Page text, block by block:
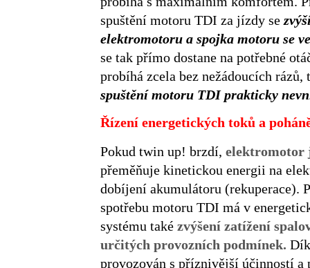
spuštění motoru TDI za jízdy se
elektromotoru a spojka motoru se
se tak přímo dostane na potřebné
probíhá zcela bez nežádoucích rázů,
spuštění motoru TDI prakticky
Řízení energetických toků a
Pokud twin up! brzdí, elektromotor
přeměňuje kinetickou energii na
dobíjení akumulátoru (rekuperace).
spotřebu motoru TDI má v
systému také zvýšení zatížení
určitých provozních podmínek.
provozován s příznivější účinností a